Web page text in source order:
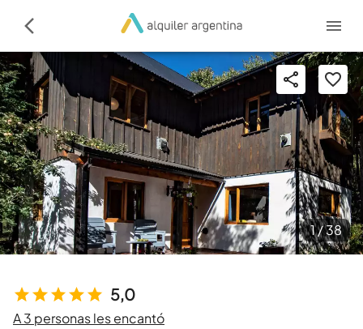
5,0
A 3 personas les encantó
1 /38